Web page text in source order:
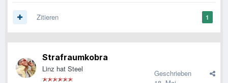
1
Zitieren
Strafraumkobra
Linz hat Steel
Geschrieben